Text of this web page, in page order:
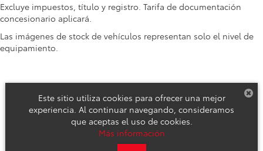
Excluye impuestos, título y registro. Tarifa de documentación
concesionario aplicará.
Las imágenes de stock de vehículos representan solo el nivel de
equipamiento.
Derechos de autor © 2026 por DealerOn Mapa del sitio
Este sitio utiliza cookies para ofrecer una mejor
experiencia. Al continuar navegando, consideramos
que aceptas el uso de cookies.
Más información